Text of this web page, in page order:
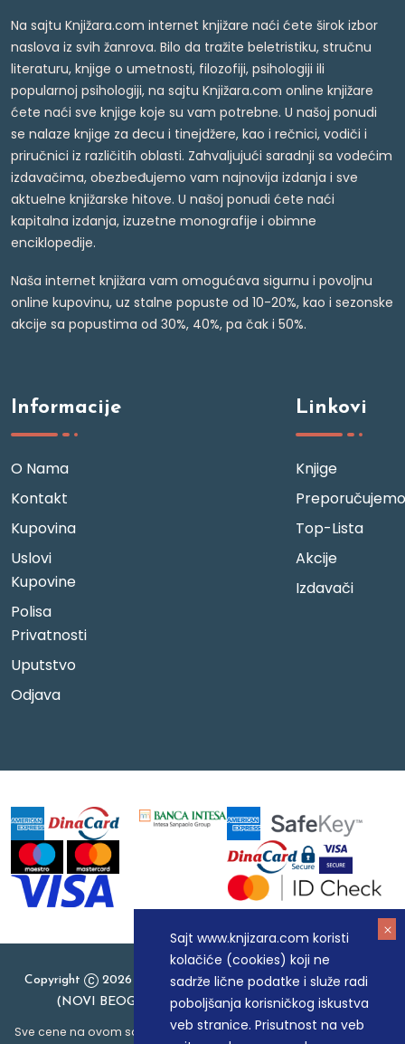
Sajt www.knjizara.com koristi
kolačiće (cookies) koji ne
sadrže lične podatke i služe radi
poboljšanja korisničkog iskustva
veb stranice. Prisutnost na veb
Na sajtu Knjižara.com internet knjižare naći ćete širok izbor
naslova iz svih žanrova. Bilo da tražite beletristiku, stručnu
literaturu, knjige o umetnosti, filozofiji, psihologiji ili
popularnoj psihologiji, na sajtu Knjižara.com online knjižare
ćete naći sve knjige koje su vam potrebne. U našoj ponudi
se nalaze knjige za decu i tinejdžere, kao i rečnici, vodiči i
priručnici iz različitih oblasti. Zahvaljujući saradnji sa vodećim
izdavačima, obezbeđujemo vam najnovija izdanja i sve
aktuelne knjižarske hitove. U našoj ponudi ćete naći
kapitalna izdanja, izuzetne monografije i obimne
enciklopedije.
Naša internet knjižara vam omogućava sigurnu i povoljnu
online kupovinu, uz stalne popuste od 10-20%, kao i sezonske
akcije sa popustima od 30%, 40%, pa čak i 50%.
Informacije
O Nama
Kontakt
Kupovina
Uslovi
Kupovine
Polisa
Privatnosti
Uputstvo
Odjava
Linkovi
Knjige
Preporučujemo
Top-Lista
Akcije
Izdavači
Copyright
2026 Knjizara.com - MAKART DOO BEOGRAD
(NOVI BEOGRAD), PIB: 105184104, MB: 20337524
Sve cene na ovom sajtu iskazane su u dinarima. PDV je uračunat u